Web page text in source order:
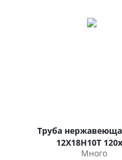
Труба
12Х18Н10Т
Много